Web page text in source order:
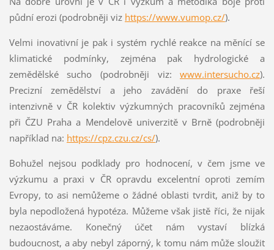
půdní erozi (podrobněji viz https://www.vumop.cz/).
Velmi inovativní je pak i systém rychlé reakce na měnící se
klimatické podmínky, zejména pak hydrologické a
zemědělské sucho (podrobněji viz:www.intersucho.cz).
Precizní zemědělství a jeho zavádění do praxe řeší
intenzivně v ČR kolektiv výzkumných pracovníků zejména
při ČZU Praha a Mendelově univerzitě v Brně (podrobněji
například na: https://cpz.czu.cz/cs/).
Bohužel nejsou podklady pro hodnocení, v čem jsme ve
výzkumu a praxi v ČR opravdu excelentní oproti zemím
Evropy, to asi nemůžeme o žádné oblasti tvrdit, aniž by to
byla nepodložená hypotéza. Můžeme však jistě říci, že nijak
nezaostáváme. Konečný účet nám vystaví blízká
budoucnost, a aby nebyl záporný, k tomu nám může sloužit